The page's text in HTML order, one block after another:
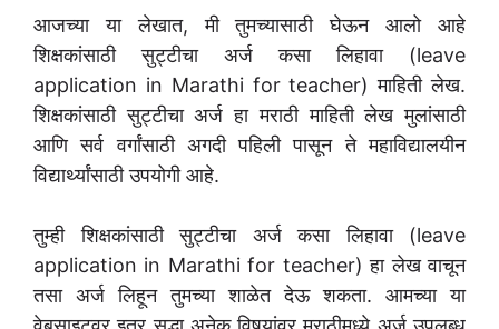
आजच्या या लेखात, मी तुमच्यासाठी घेऊन आलो आहे
शिक्षकांसाठी सुट्टीचा अर्ज कसा लिहावा (leave
application in Marathi for teacher) माहिती लेख.
शिक्षकांसाठी सुट्टीचा अर्ज हा मराठी माहिती लेख मुलांसाठी
आणि सर्व वर्गांसाठी अगदी पहिली पासून ते महाविद्यालयीन
विद्यार्थ्यांसाठी उपयोगी आहे.
तुम्ही शिक्षकांसाठी सुट्टीचा अर्ज कसा लिहावा (leave
application in Marathi for teacher) हा लेख वाचून
तसा अर्ज लिहून तुमच्या शाळेत देऊ शकता. आमच्या या